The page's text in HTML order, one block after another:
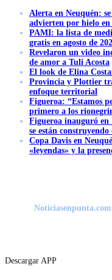
Alerta en Neuquén:
advierten por hielo en
PAMI: la lista de
gratis en agosto de
Revelaron un video
de amor a Tuli Acosta
El look de Elina
Provincia y Plottier
enfoque territorial
Figueroa: “Estamos
primero a los
Figueroa inauguró
se están
Copa Davis en
«leyendas» y la
Noticiasenpunta.com
Descargar APP